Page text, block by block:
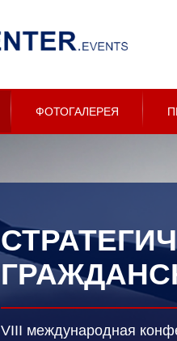
ФОТОГАЛЕРЕЯ
VIII международная